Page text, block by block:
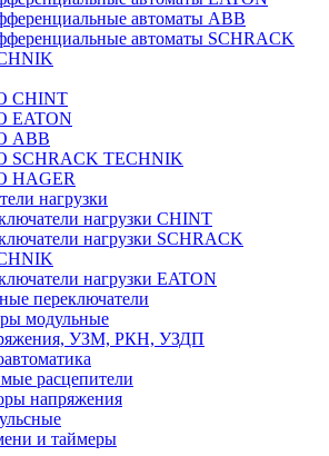
автоматы ABB
автоматы SCHRACK
CHINT
EATON
ABB
SCHRACK TECHNIK
HAGER
нагрузки
нагрузки CHINT
нагрузки SCHRACK
нагрузки EATON
переключатели
модульные
УЗМ, РКН, УЗДП
расцепители
напряжения
и таймеры